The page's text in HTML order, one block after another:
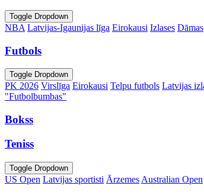
Toggle Dropdown
NBA Latvijas-Igaunijas līga Eirokausi Izlases Dāmas
Futbols
Toggle Dropdown
PK 2026 Virslīga Eirokausi Telpu futbols Latvijas
"Futbolbumbas"
Bokss
Teniss
Toggle Dropdown
US Open Latvijas sportisti Ārzemes Australian Open